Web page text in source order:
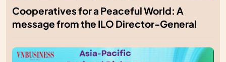
Cooperatives for a Peaceful World: A
message from the ILO Director-General